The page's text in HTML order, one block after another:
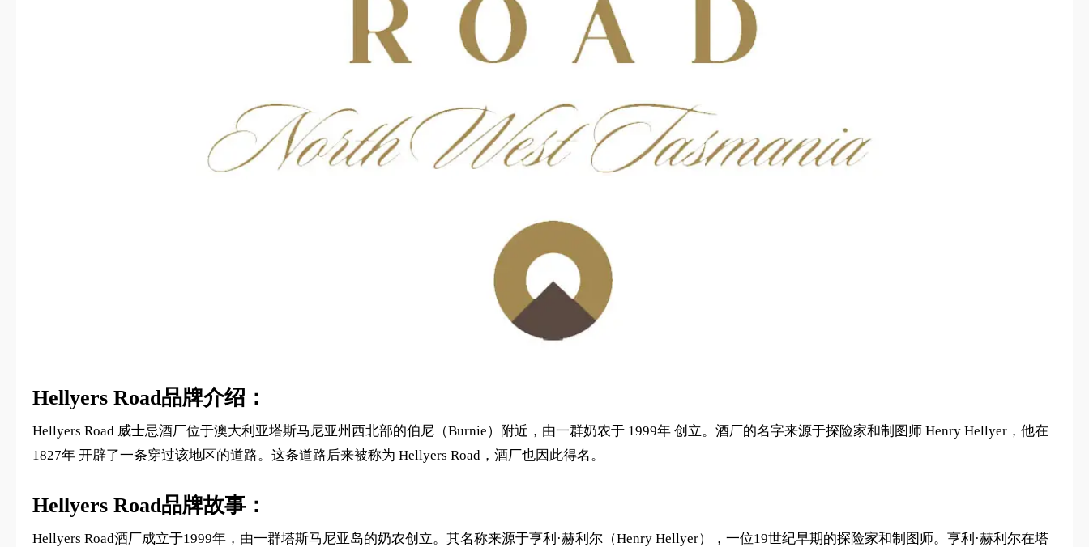
Hellyers Road品牌介绍：
Hellyers Road 威士忌酒厂位于澳大利亚塔斯马尼亚州西北部的伯尼（Burnie）附近，由一群奶农于 1999年 创立。酒厂的名字来源于探险家和制图师 Henry Hellyer，他在
1827年 开辟了一条穿过该地区的道路。这条道路后来被称为 Hellyers Road，酒厂也因此得名。
Hellyers Road品牌故事：
Hellyers Road酒厂成立于1999年，由一群塔斯马尼亚岛的奶农创立。其名称来源于亨利·赫利尔（Henry Hellyer），一位19世纪早期的探险家和制图师。亨利·赫利尔在塔